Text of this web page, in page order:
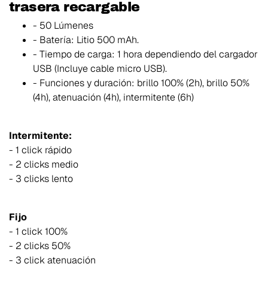
trasera recargable
- 50 Lúmenes
- Batería: Litio 500 mAh.
- Tiempo de carga: 1 hora dependiendo del cargador
USB (Incluye cable micro USB).
- Funciones y duración: brillo 100% (2h), brillo 50%
(4h), atenuación (4h), intermitente (6h)
Intermitente:
- 1 click rápido
- 2 clicks medio
- 3 clicks lento
Fijo
- 1 click 100%
- 2 clicks 50%
- 3 click atenuación